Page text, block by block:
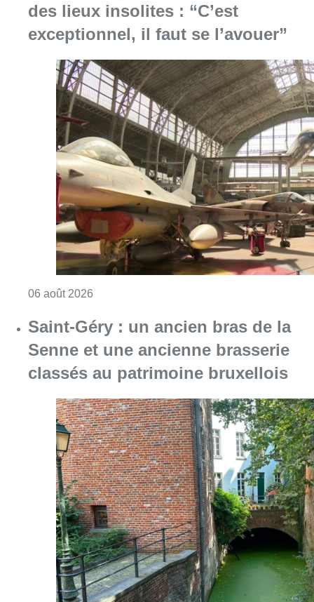
des lieux insolites : “C’est
exceptionnel, il faut se l’avouer”
06 août 2026
Saint-Géry : un ancien bras de la
Senne et une ancienne brasserie
classés au patrimoine bruxellois